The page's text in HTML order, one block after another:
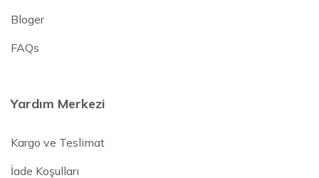
Bloger
FAQs
Yardım Merkezi
Kargo ve Teslimat
İade Koşulları